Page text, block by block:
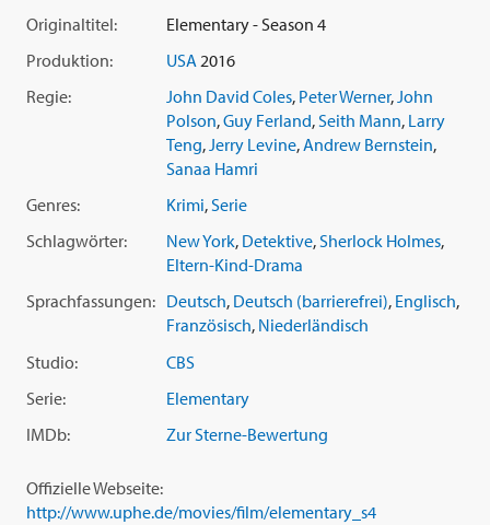
05. Ausgrabungen
07. Das Herz blutete blau
08. Der letzte Anruf
09. Mord Ex Machina
10. Die Mistgabel im Heuhaufen
11. Im Reich der Toten
13. Pilzkultur
14. Wer ist der maskierte Mann?
15. Himmel und Hölle
17. Du hast mich, wer hat dich?
18. Bereit oder nicht
19. Hoch gepokert
21. Nichts geht über die Wahrheit
22. Stell es auf den Kopf
24. Gewaltige Unterschiede
Originaltitel:
Elementary - Season 4
Produktion:
USA 2016
Regie:
John David Coles, Peter Werner, John
Polson,Guy Ferland, Seith Mann, Larry
Teng, Jerry Levine,Andrew Bernstein,
Sanaa Hamri
Genres:
Krimi,Serie
Schlagwörter:
New York, Detektive,Sherlock Holmes,
Eltern-Kind-Drama
Sprachfassungen: Deutsch, Deutsch (barrierefrei), Englisch,
Französisch, Niederländisch
Studio:
CBS
Serie:
Elementary
IMDb:
Zur Sterne-Bewertung
Offizielle Webseite:
http://www.uphe.de/movies/film/elementary_s4